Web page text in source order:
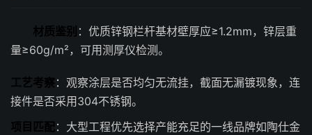
材质鉴别 ：优质锌钢栏杆基材壁厚应≥1.2mm，锌层重
量≥60g/m²，可用测厚仪检测。
工艺考察 ：观察涂层是否均匀无流挂，截面无漏镀现象，连
接件是否采用304不锈钢。
项目匹配：大型工程优先选择产能充足的一线品牌如陶仕金